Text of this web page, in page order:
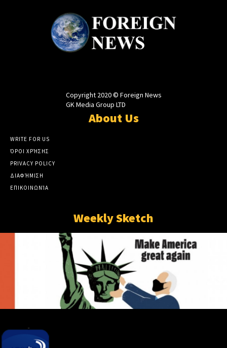
Copyright 2020 © Foreign News
GK Media Group LTD
About Us
WRITE FOR US
ΌΡΟΙ ΧΡΉΣΗΣ
PRIVACY POLICY
ΔΙΑΦΉΜΙΣΗ
ΕΠΙΚΟΙΝΩΝΊΑ
Weekly Sketch